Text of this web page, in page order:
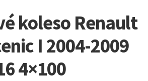
koleso Renault
I 2004-2009
4×100